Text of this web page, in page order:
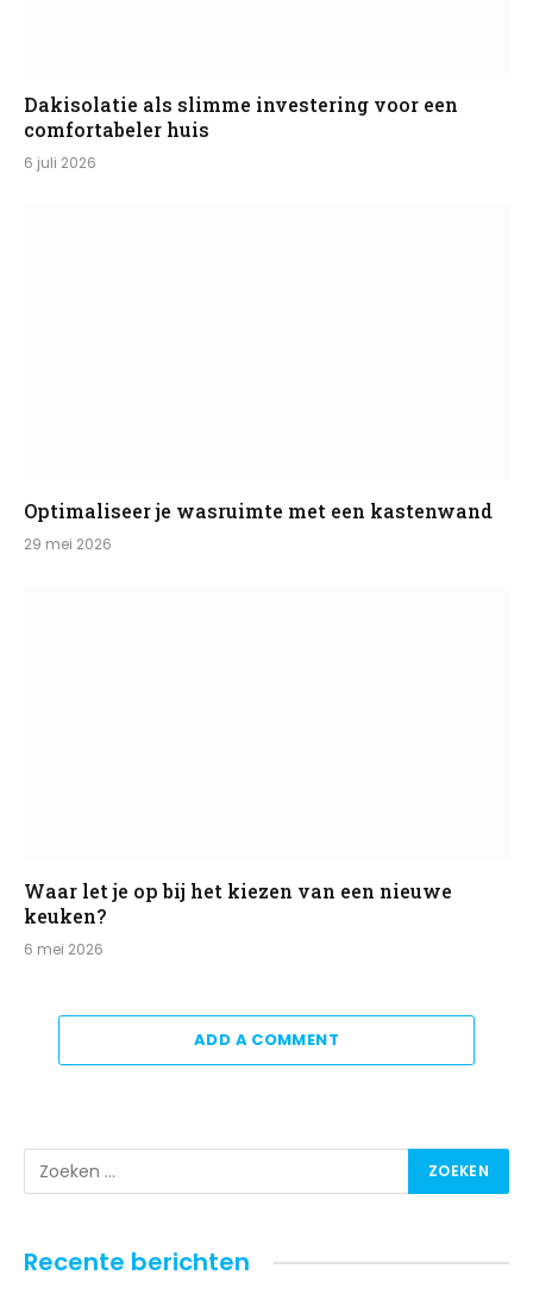
Dakisolatie als slimme investering voor een
comfortabeler huis
6 juli 2026
Optimaliseer je wasruimte met een kastenwand
29 mei 2026
Waar let je op bij het kiezen van een nieuwe
keuken?
6 mei 2026
ADD A COMMENT
Recente berichten